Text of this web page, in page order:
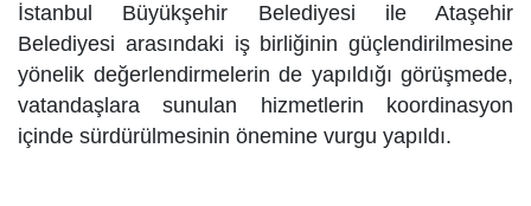
İstanbul Büyükşehir Belediyesi ile Ataşehir
Belediyesi arasındaki iş birliğinin güçlendirilmesine
yönelik değerlendirmelerin de yapıldığı görüşmede,
vatandaşlara sunulan hizmetlerin koordinasyon
içinde sürdürülmesinin önemine vurgu yapıldı.